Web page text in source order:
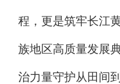
程，更是筑牢长江
族地区高质量发展
治力量守护从田间